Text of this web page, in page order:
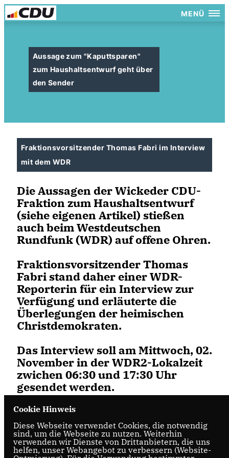
MENÜ
Aussage zum "Kaputtsparen"
zum Haushaltsentwurf geht über
den Sender
Fraktionsvorsitzender Thomas Fabri im Interview
mit dem WDR
Die Aussagen der Wickeder CDU-
Fraktion zum Haushaltsentwurf
(siehe eigenen Artikel) stießen
auch beim Westdeutschen
Rundfunk (WDR) auf offene Ohren.
Fraktionsvorsitzender Thomas
Fabri stand daher einer WDR-
Reporterin für ein Interview zur
Verfügung und erläuterte die
Überlegungen der heimischen
Christdemokraten.
Das Interview soll am Mittwoch, 02.
November in der WDR2-Lokalzeit
zwichen 06:30 und 17:30 Uhr
gesendet werden.
Cookie Hinweis
Diese Webseite verwendet Cookies, die notwendig
sind, um die Webseite zu nutzen. Weiterhin
verwenden wir Dienste von Drittanbietern, die uns
helfen, unser Webangebot zu verbessern (Website-